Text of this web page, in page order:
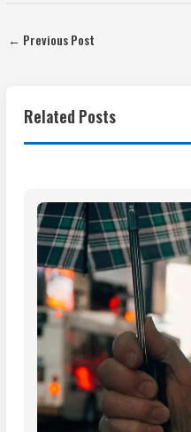
← Previous Post
Related Posts